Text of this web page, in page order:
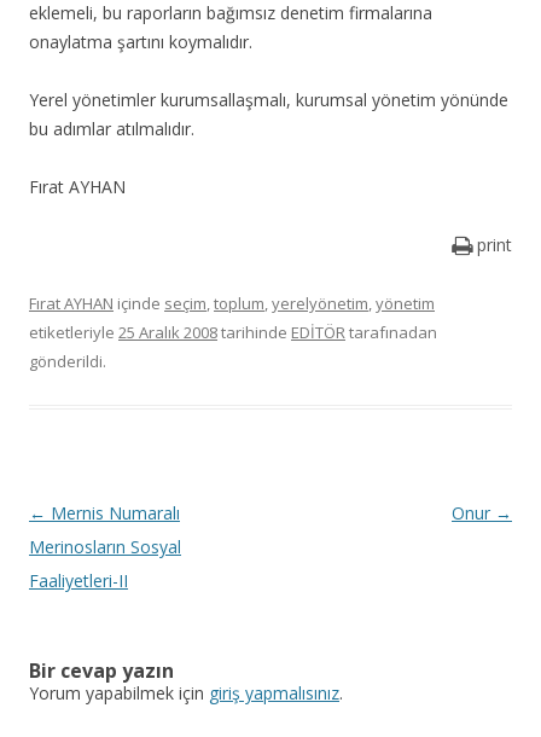
eklemeli, bu raporların bağımsız denetim firmalarına
onaylatma şartını koymalıdır.
Yerel yönetimler kurumsallaşmalı, kurumsal yönetim yönünde
bu adımlar atılmalıdır.
Fırat AYHAN
print
Fırat AYHAN içinde seçim,toplum,yerelyönetim,yönetim
etiketleriyle 25 Aralık 2008tarihinde EDİTÖRtarafınadan
gönderildi.
Y
a
z
o
← Mernis Numaralı
Merinosların Sosyal
Faaliyetleri-II
Onur →
Bir cevap yazın
Yorum yapabilmek için giriş yapmalısınız.